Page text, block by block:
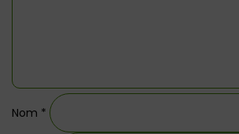
Nom *